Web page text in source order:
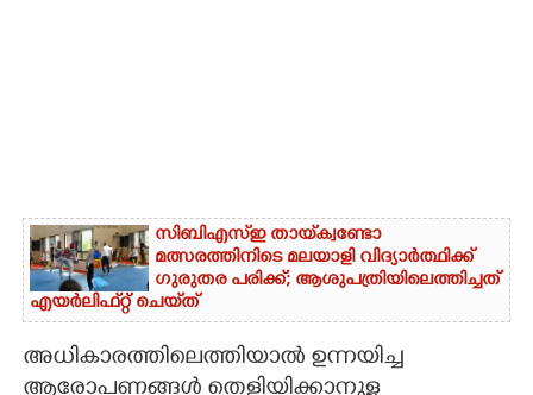
സിബിഎസ്‌ഇ തായ്‌ക്വണ്ടോ
മത്സരത്തിനിടെ മലയാളി വിദ്യാർത്ഥിക്ക്
ഗുരുതര പരിക്ക്; ആശുപത്രിയിലെത്തിച്ചത്
എയ‌ർലിഫ്‌റ്റ് ചെയ്‌ത്
അധികാരത്തിലെത്തിയാൽ ഉന്നയിച്ച